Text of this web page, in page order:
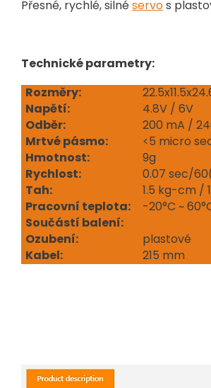
Přesné, rychlé, silnéservos
Technické parametry:
Rozměry:
Napětí:
4.8V / 6V
Odběr:
200 mA /
Mrtvé pásmo:
<5 micro
Hmotnost:
9g
Rychlost:
0.07 sec/
Tah:
1.5 kg-cm /
Pracovní teplota:
-20°C ~
Součástí balení:
Ozubení:
plastové
Kabel:
215 mm